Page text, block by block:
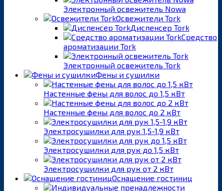
Электронный освежитель Nowa
Освежители Tork
Диспенсер Tork
Средство
ароматизации Tork
Электронный освежитель Tork
Фены и сушилки
Настенные фены для волос до 1,5 кВт
Настенные фены для волос до 2 кВт
Электросушилки для рук 1,5-1,9 кВт
Электросушилки для рук до 1,5 кВт
Электросушилки для рук от 2 кВт
Оснащение гостиниц